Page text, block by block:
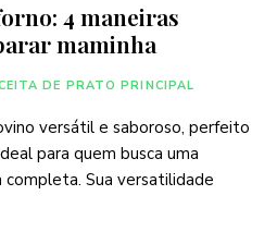
4 maneiras
maminha
DE PRATO PRINCIPAL
versátil e saboroso, perfeito
para quem busca uma
Sua versatilidade